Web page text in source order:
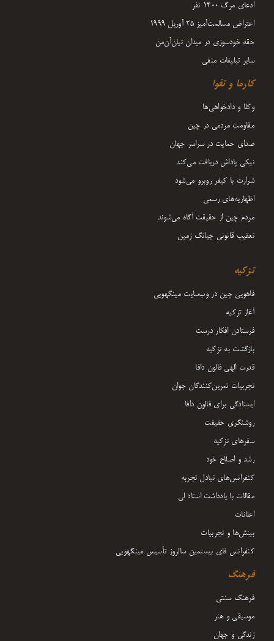
ادعای مرگ 1400 نفر
اعتراض مسالمت‌آمیز ۲۵ آوریل ۱۹۹۹
حقه خودسوزی در میدان تیان‌آن‌من
سایر تبلیغات منفی
کارما و تقوا
وکلا و دادخواهی‌ها
مقاومت مردمی در چین
صدای حمایت در سراسر جهان
نیکی پاداش دریافت می‌کند
شرارت با کیفر روبرو می‌شود
اظهاریه‌های رسمی
مردم چین از حقیقت آگاه می‌شوند
تعقیب قانونی جیانگ زمین
تزکیه
فاهویی چین در وب‌سایت مینگهویی
آغاز تزکیه
فرستادن افکار درست
بازگشت به تزکیه
قدرت الهی فالون دافا
تجربیات تمرین‌کنندگان جوان
ایستادگی برای فالون دافا
روشنگری حقیقت
سفرهای تزکیه
رشد و اصلاح خود
کنفرانس‌های تبادل تجربه
مقالات با یادداشت‌ استاد لی
اعلانات
بینش‌ها و تجربیات
کنفرانس فای بیستمین سالروز تأسیس مینگهویی
فرهنگ
فرهنگ سنتی
موسیقی و هنر
زندگی و جهان